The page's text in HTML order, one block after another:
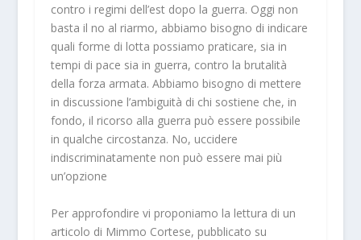
contro i regimi dell’est dopo la guerra. Oggi non
basta il no al riarmo, abbiamo bisogno di indicare
quali forme di lotta possiamo praticare, sia in
tempi di pace sia in guerra, contro la brutalità
della forza armata. Abbiamo bisogno di mettere
in discussione l’ambiguità di chi sostiene che, in
fondo, il ricorso alla guerra può essere possibile
in qualche circostanza. No, uccidere
indiscriminatamente non può essere mai più
un’opzione
Per approfondire vi proponiamo la lettura di un
articolo di Mimmo Cortese, pubblicato su